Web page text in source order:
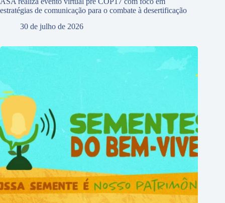
estratégias de comunicação para o combate à desertificação
30 de julho de 2026